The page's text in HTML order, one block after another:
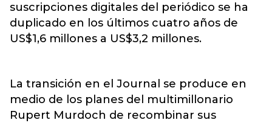
suscripciones digitales del periódico se ha
duplicado en los últimos cuatro años de
US$1,6 millones a US$3,2 millones.
La transición en el Journal se produce en
medio de los planes del multimillonario
Rupert Murdoch de recombinar sus